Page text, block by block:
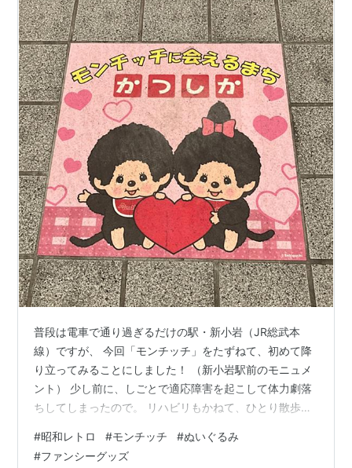
普段は電車で通り過ぎるだけの駅・新小岩（JR総武本
線）ですが、 今回「モンチッチ」をたずねて、初めて降
り立ってみることにしました！ （新小岩駅前のモニュメ
ント） 少し前に、しごとで適応障害を起こして体力劇落
ちしてしまったので。 リハビリもかねて、ひとり散歩で
ろに好きだったもの・ 楽しかったことを、最近は意識し
て思い出すようにしています。 私は７０年代のモンチッ
#昭和レトロ #モンチッチ #ぬいぐるみ
#ファンシーグッズ